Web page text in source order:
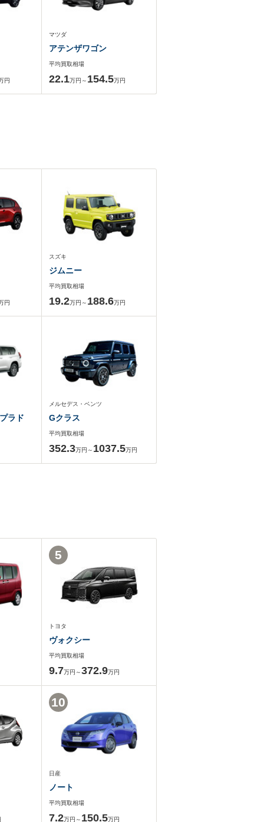
円
マツダ
アテンザワゴン
平均買取相場
22.1万円～ 154.5万円
円
スズキ
ジムニー
平均買取相場
19.2万円～ 188.6万円
ラド
メルセデス・ベンツ
Gクラス
平均買取相場
352.3万円～ 1037.5万円
トヨタ
ヴォクシー
平均買取相場
9.7万円～372.9万円
5
日産
ノート
平均買取相場
7.2万円～ 150.5万円
10